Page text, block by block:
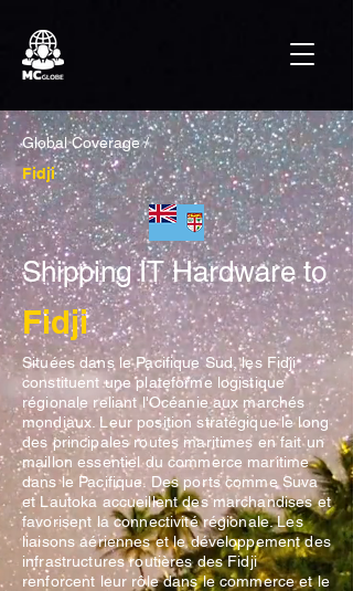
Global Coverage /
Fidji
Shipping IT Hardware to
Fidji
Situées dans le Pacifique Sud, les Fidji
constituent une plateforme logistique
régionale reliant l'Océanie aux marchés
mondiaux. Leur position stratégique le long
des principales routes maritimes en fait un
maillon essentiel du commerce maritime
dans le Pacifique. Des ports comme Suva
et Lautoka accueillent des marchandises et
favorisent la connectivité régionale. Les
liaisons aériennes et le développement des
infrastructures routières des Fidji
renforcent leur rôle dans le commerce et le